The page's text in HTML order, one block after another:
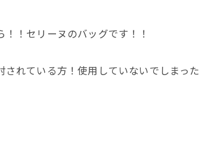
！セリーヌのバッグです！！
れている方！使用していないでしまっ